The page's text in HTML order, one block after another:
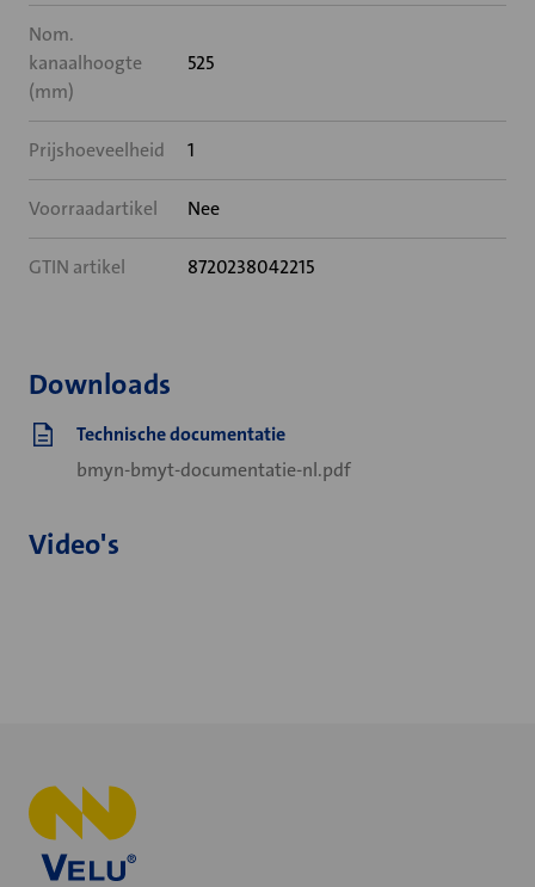
Nom.
kanaalhoogte
(mm)
525
Prijshoeveelheid 1
Voorraadartikel Nee
GTIN artikel 8720238042215
Downloads
Technische documentatie
bmyn-bmyt-documentatie-nl.pdf
Video's